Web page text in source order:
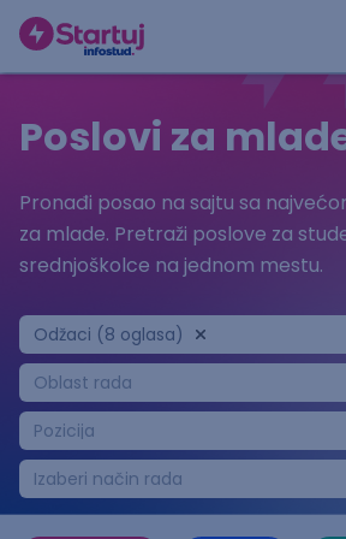
Poslovi za
Pronađi posao na sajtu sa
za mlade. Pretraži poslove za
srednjoškolce na jednom mestu.
Odžaci (8 oglasa)
Oblast rada
Pozicija
Izaberi način rada